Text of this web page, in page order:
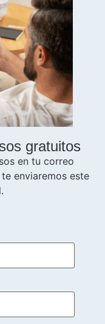
gratuitos
en tu correo
enviaremos este